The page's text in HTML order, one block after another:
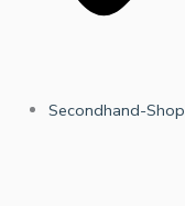
Secondhand-Shop